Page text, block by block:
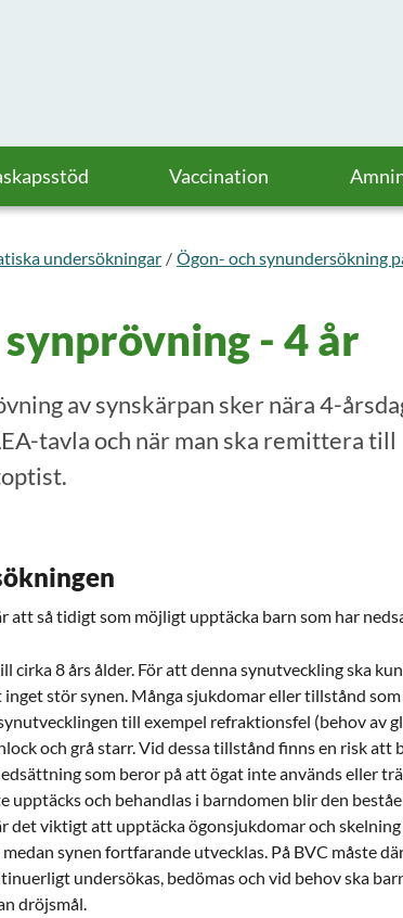
Vaccination
undersökningar Ögon- och synundersökning
- 4 år
av synskärpan sker nära 4-
tavla och när man ska remittera till
att så tidigt som möjligt upptäcka barn som har
cirka 8 års ålder. För att denna synutveckling ska
stör synen. Många sjukdomar eller tillstånd som
till exempel refraktionsfel (behov av
och grå starr. Vid dessa tillstånd finns en risk att
som beror på att ögat inte används eller
upptäcks och behandlas i barndomen blir den
det viktigt att upptäcka ögonsjukdomar och
synen fortfarande utvecklas. På BVC måste
undersökas, bedömas och vid behov ska
dröjsmål.